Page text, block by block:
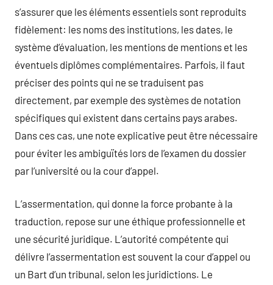
s’assurer que les éléments essentiels sont reproduits
fidèlement: les noms des institutions, les dates, le
système d’évaluation, les mentions de mentions et les
éventuels diplômes complémentaires. Parfois, il faut
préciser des points qui ne se traduisent pas
directement, par exemple des systèmes de notation
spécifiques qui existent dans certains pays arabes.
Dans ces cas, une note explicative peut être nécessaire
pour éviter les ambiguïtés lors de l’examen du dossier
par l’université ou la cour d’appel.
L’assermentation, qui donne la force probante à la
traduction, repose sur une éthique professionnelle et
une sécurité juridique. L’autorité compétente qui
délivre l’assermentation est souvent la cour d’appel ou
un Bart d’un tribunal, selon les juridictions. Le